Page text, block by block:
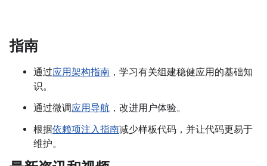
指南
通过应用架构指南 ，学习有关组建稳健应用的基础知
识。
通过微调应用导航 ，改进用户体验。
根据依赖项注入指南减少样板代码，并让代码更易于
维护。